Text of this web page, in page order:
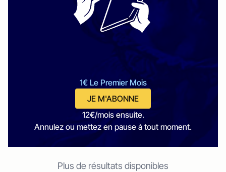
1€ Le Premier Mois
JE M'ABONNE
12€/mois ensuite.
Annulez ou mettez en pause à tout moment.
Plus de résultats disponibles